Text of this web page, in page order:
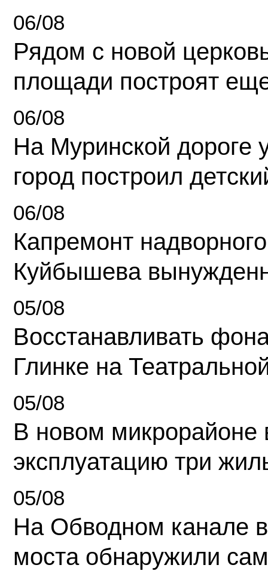
06/08
Рядом с новой
площади построят
06/08
На Муринской дороге
город построил
06/08
Капремонт
Куйбышева
05/08
Восстанавливать
Глинке на
05/08
В новом микрорайоне
эксплуатацию три
05/08
На Обводном канале
моста обнаружили